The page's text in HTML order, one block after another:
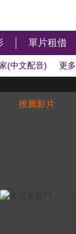
單片租借
(中文配音) 更多
推薦影片